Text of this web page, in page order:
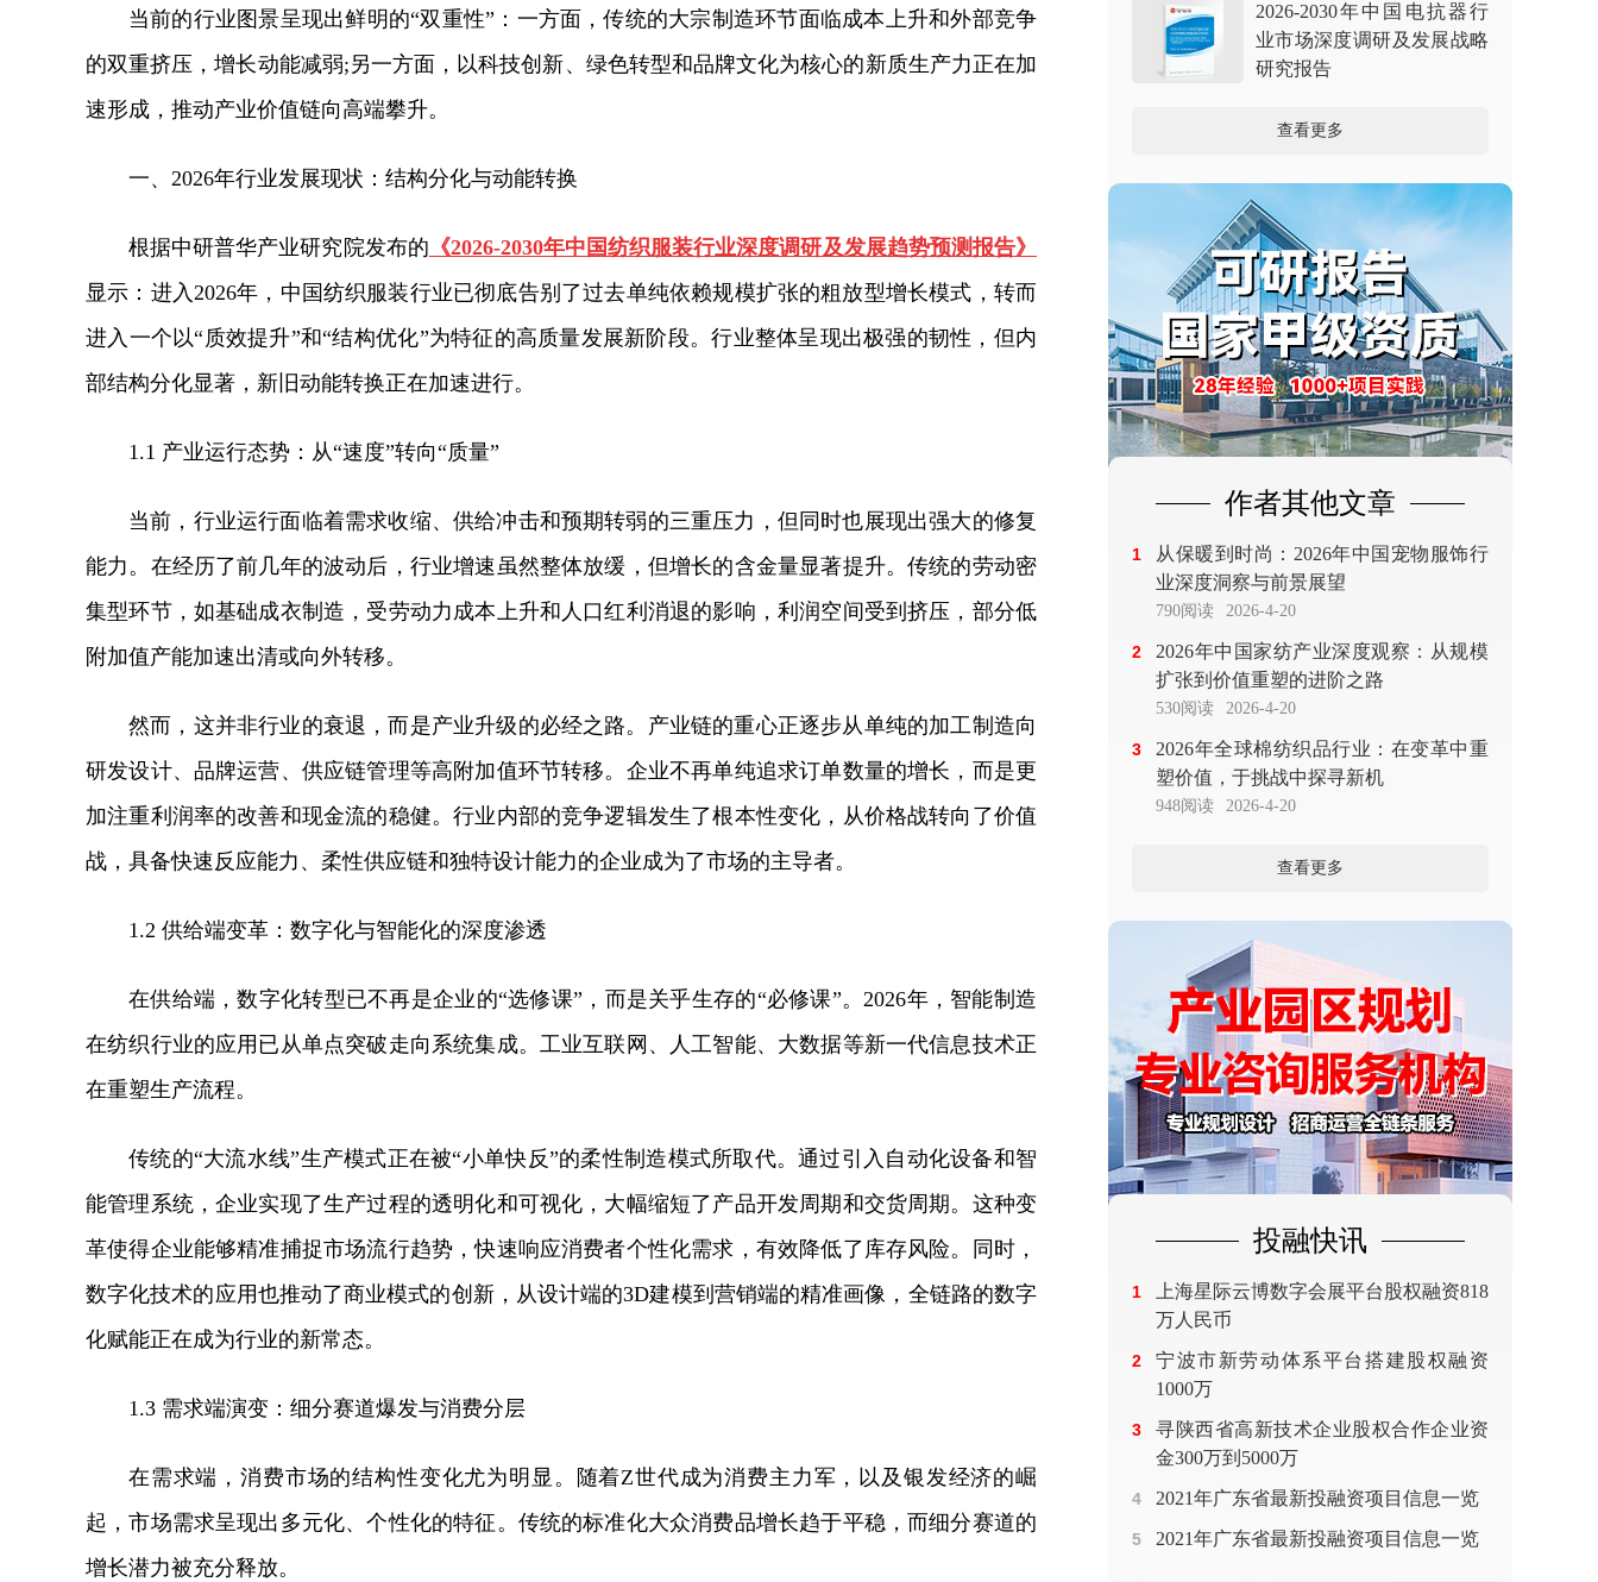
当前的行业图景呈现出鲜明的“双重性”：一方面，传统的大宗制造环节面临成本上升和外部竞争
的双重挤压，增长动能减弱;另一方面，以科技创新、绿色转型和品牌文化为核心的新质生产力正在加
速形成，推动产业价值链向高端攀升。
一、2026年行业发展现状：结构分化与动能转换
根据中研普华产业研究院发布的 《2026-2030年中国纺织服装行业深度调研及发展趋势预测报告》
显示：进入2026年，中国纺织服装行业已彻底告别了过去单纯依赖规模扩张的粗放型增长模式，转而
进入一个以“质效提升”和“结构优化”为特征的高质量发展新阶段。行业整体呈现出极强的韧性，但内
部结构分化显著，新旧动能转换正在加速进行。
1.1 产业运行态势：从“速度”转向“质量”
当前，行业运行面临着需求收缩、供给冲击和预期转弱的三重压力，但同时也展现出强大的修复
能力。在经历了前几年的波动后，行业增速虽然整体放缓，但增长的含金量显著提升。传统的劳动密
集型环节，如基础成衣制造，受劳动力成本上升和人口红利消退的影响，利润空间受到挤压，部分低
附加值产能加速出清或向外转移。
然而，这并非行业的衰退，而是产业升级的必经之路。产业链的重心正逐步从单纯的加工制造向
研发设计、品牌运营、供应链管理等高附加值环节转移。企业不再单纯追求订单数量的增长，而是更
加注重利润率的改善和现金流的稳健。行业内部的竞争逻辑发生了根本性变化，从价格战转向了价值
战，具备快速反应能力、柔性供应链和独特设计能力的企业成为了市场的主导者。
1.2 供给端变革：数字化与智能化的深度渗透
在供给端，数字化转型已不再是企业的“选修课”，而是关乎生存的“必修课”。2026年，智能制造
在纺织行业的应用已从单点突破走向系统集成。工业互联网、人工智能、大数据等新一代信息技术正
在重塑生产流程。
传统的“大流水线”生产模式正在被“小单快反”的柔性制造模式所取代。通过引入自动化设备和智
能管理系统，企业实现了生产过程的透明化和可视化，大幅缩短了产品开发周期和交货周期。这种变
革使得企业能够精准捕捉市场流行趋势，快速响应消费者个性化需求，有效降低了库存风险。同时，
数字化技术的应用也推动了商业模式的创新，从设计端的3D建模到营销端的精准画像，全链路的数字
化赋能正在成为行业的新常态。
1.3 需求端演变：细分赛道爆发与消费分层
在需求端，消费市场的结构性变化尤为明显。随着Z世代成为消费主力军，以及银发经济的崛
起，市场需求呈现出多元化、个性化的特征。传统的标准化大众消费品增长趋于平稳，而细分赛道的
增长潜力被充分释放。
2026-2030年中国电抗器行
业市场深度调研及发展战略
研究报告
查看更多
作者其他文章
1
从保暖到时尚：2026年中国宠物服饰行
业深度洞察与前景展望
790阅读 2026-4-20
2
2026年中国家纺产业深度观察：从规模
扩张到价值重塑的进阶之路
530阅读 2026-4-20
3
2026年全球棉纺织品行业：在变革中重
塑价值，于挑战中探寻新机
948阅读 2026-4-20
查看更多
投融快讯
1
上海星际云博数字会展平台股权融资818
万人民币
2
宁波市新劳动体系平台搭建股权融资
1000万
3
寻陕西省高新技术企业股权合作企业资
金300万到5000万
4 2021年广东省最新投融资项目信息一览
5 2021年广东省最新投融资项目信息一览